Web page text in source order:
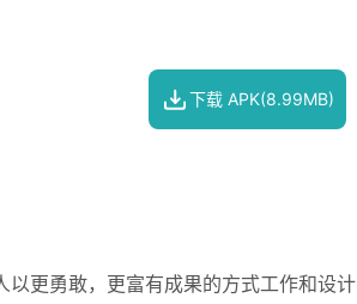
下载 APK(8.99MB)
更勇敢，更富有成果的方式工作和设计